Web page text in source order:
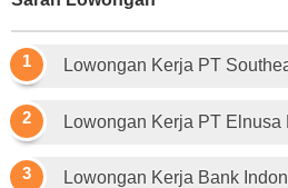
Lowongan Kerja PT
Lowongan Kerja PT
Lowongan Kerja Bank